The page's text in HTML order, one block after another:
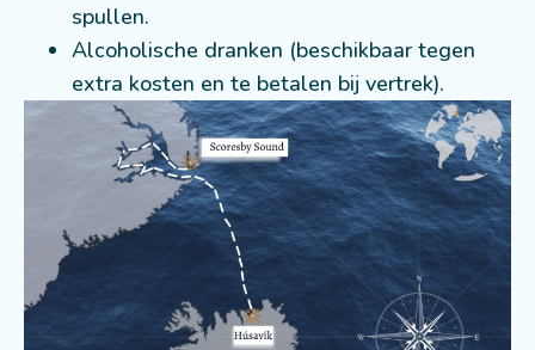
spullen.
Alcoholische dranken (beschikbaar tegen
extra kosten en te betalen bij vertrek).